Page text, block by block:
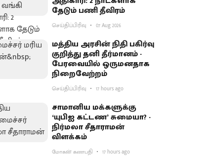
தேடும் பணி தீவிரம்
செய்திப்பிரிவு 07 Aug 2026
மத்திய அரசின் நிதி பகிர்வு
குறித்து தனி தீர்மானம் -
பேரவையில் ஒருமனதாக
நிறைவேற்றம்
செய்திப்பிரிவு 17 hours ago
சாமானிய மக்களுக்கு
‘யுபிஐ கட்டண’ சுமையா? -
நிர்மலா சீதாராமன்
விளக்கம்
மோகன் கணபதி 17 hours ago